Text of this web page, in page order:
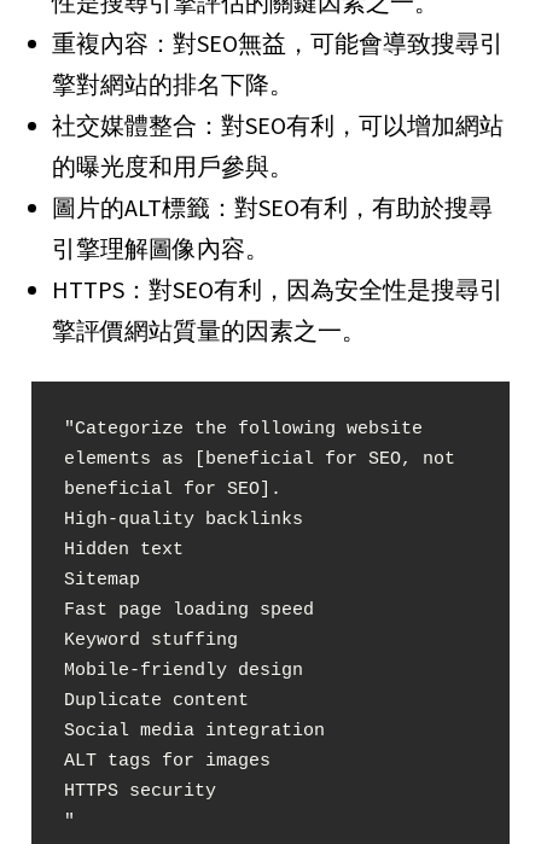
重複內容：對SEO無益，可能會導致搜尋引
擎對網站的排名下降。
社交媒體整合：對SEO有利，可以增加網站
的曝光度和用戶參與。
圖片的ALT標籤：對SEO有利，有助於搜尋
引擎理解圖像內容。
HTTPS：對SEO有利，因為安全性是搜尋引
擎評價網站質量的因素之一。
"Categorize the following website
elements as [beneficial for SEO, not
beneficial for SEO].
High-quality backlinks
Hidden text
Sitemap
Fast page loading speed
Keyword stuffing
Mobile-friendly design
Duplicate content
Social media integration
ALT tags for images
HTTPS security
"